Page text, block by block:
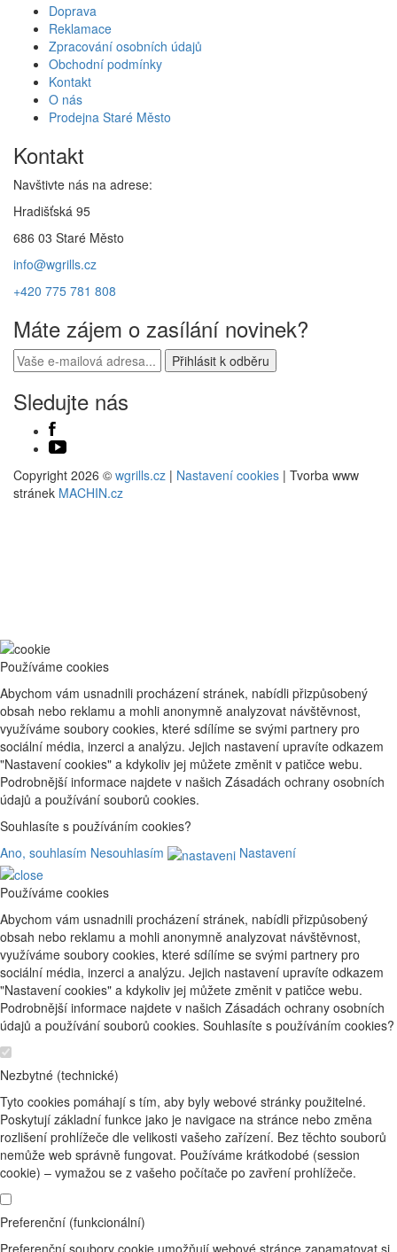
Doprava
Reklamace
Zpracování osobních údajů
Obchodní podmínky
Kontakt
O nás
Prodejna Staré Město
Kontakt
Navštivte nás na adrese:
Hradišťská 95
686 03 Staré Město
info@wgrills.cz
+420 775 781 808
Máte zájem o zasílání novinek?
Sledujte nás
Copyright 2026 © wgrills.cz | Nastavení cookies | Tvorba www
stránek MACHIN.cz
Používáme cookies
Abychom vám usnadnili procházení stránek, nabídli přizpůsobený
obsah nebo reklamu a mohli anonymně analyzovat návštěvnost,
využíváme soubory cookies, které sdílíme se svými partnery pro
sociální média, inzerci a analýzu. Jejich nastavení upravíte odkazem
"Nastavení cookies" a kdykoliv jej můžete změnit v patičce webu.
Podrobnější informace najdete v našich Zásadách ochrany osobních
údajů a používání souborů cookies.
Souhlasíte s používáním cookies?
Ano, souhlasím Nesouhlasím Nastavení
Používáme cookies
Abychom vám usnadnili procházení stránek, nabídli přizpůsobený
obsah nebo reklamu a mohli anonymně analyzovat návštěvnost,
využíváme soubory cookies, které sdílíme se svými partnery pro
sociální média, inzerci a analýzu. Jejich nastavení upravíte odkazem
"Nastavení cookies" a kdykoliv jej můžete změnit v patičce webu.
Podrobnější informace najdete v našich Zásadách ochrany osobních
údajů a používání souborů cookies. Souhlasíte s používáním cookies?
Nezbytné (technické)
Tyto cookies pomáhají s tím, aby byly webové stránky použitelné.
Poskytují základní funkce jako je navigace na stránce nebo změna
rozlišení prohlížeče dle velikosti vašeho zařízení. Bez těchto souborů
nemůže web správně fungovat. Používáme krátkodobé (session
cookie) – vymažou se z vašeho počítače po zavření prohlížeče.
Preferenční (funkcionální)